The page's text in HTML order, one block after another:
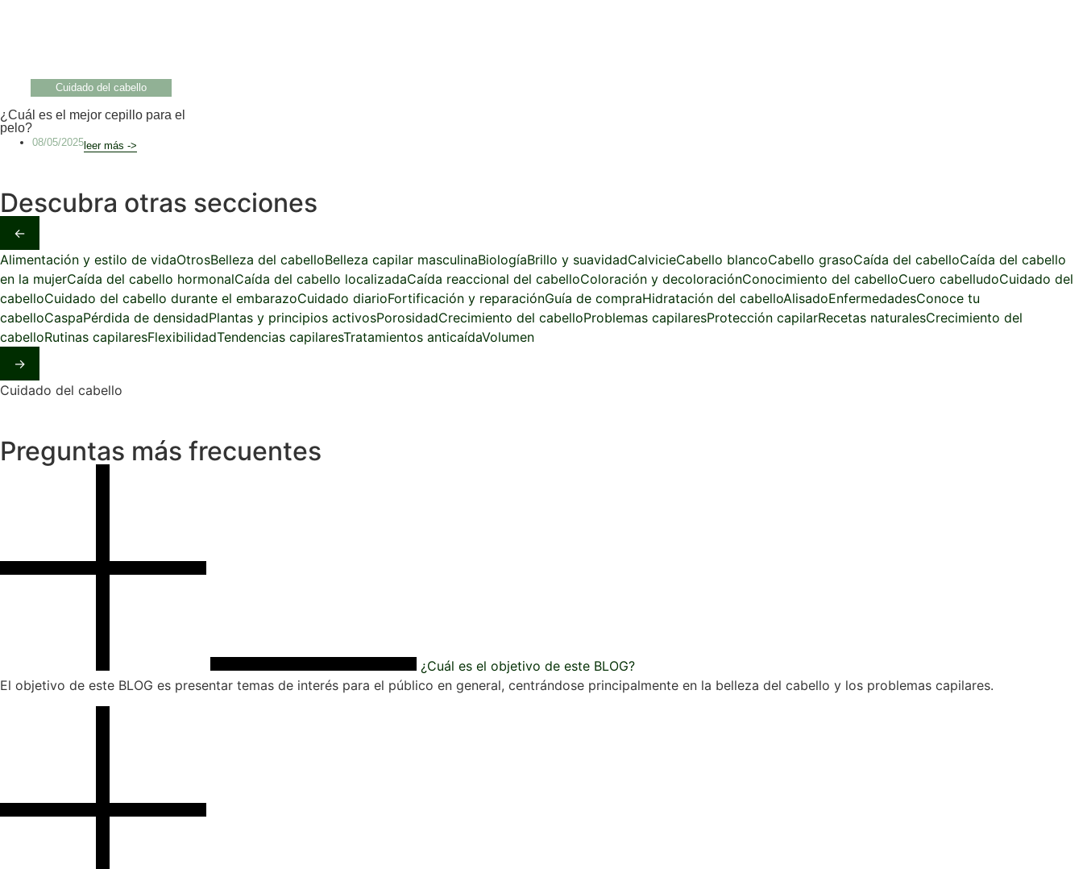
Cuidado del cabello
¿Cuál es el mejor cepillo para el
pelo?
08/05/2025 leer más ->
Descubra otras secciones
←
Alimentación y estilo de vidaOtrosBelleza del cabelloBelleza capilar masculinaBiologíaBrillo y suavidadCalvicieCabello blancoCabello grasoCaída del cabelloCaída del cabello
en la mujerCaída del cabello hormonalCaída del cabello localizadaCaída reaccional del cabelloColoración y decoloraciónConocimiento del cabelloCuero cabelludoCuidado del
cabelloCuidado del cabello durante el embarazoCuidado diarioFortificación y reparaciónGuía de compraHidratación del cabelloAlisadoEnfermedadesConoce tu
cabelloCaspaPérdida de densidadPlantas y principios activosPorosidadCrecimiento del cabelloProblemas capilaresProtección capilarRecetas naturalesCrecimiento del
cabelloRutinas capilaresFlexibilidadTendencias capilaresTratamientos anticaídaVolumen
→
Cuidado del cabello
Preguntas más frecuentes
¿Cuál es el objetivo de este BLOG?
El objetivo de este BLOG es presentar temas de interés para el público en general, centrándose principalmente en la belleza del cabello y los problemas capilares.